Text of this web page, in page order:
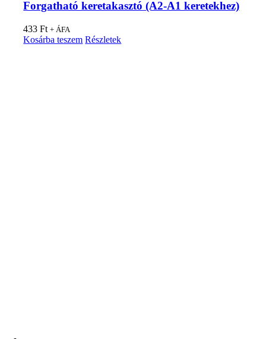
Forgatható keretakasztó (A2-A1 keretekhez)
433Ft + ÁFA
Kosárba teszem Részletek